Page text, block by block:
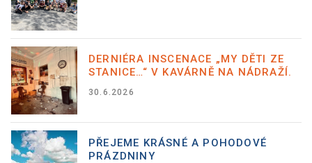
DERNIÉRA INSCENACE „MY DĚTI ZE
STANICE…“ V KAVÁRNĚ NA NÁDRAŽÍ.
30.6.2026
PŘEJEME KRÁSNÉ A POHODOVÉ
PRÁZDNINY